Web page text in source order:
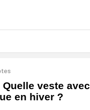
veste avec
en hiver ?